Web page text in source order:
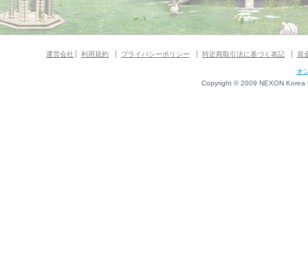
運営会社 利用規約 プライバシーポリシー 特定商取引法に基づく表記 資
オ
Copyright © 2009 NEXON Korea